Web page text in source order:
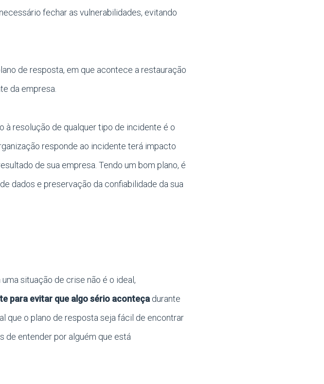
fechar as vulnerabilidades, evitando
de resposta, em que acontece a restauração
da empresa.
à resolução de qualquer tipo de incidente é o
responde ao incidente terá impacto
de sua empresa. Tendo um bom plano, é
dados e preservação da confiabilidade da sua
situação de crise não é o ideal,
para evitar que algo sério aconteça durante
que o plano de resposta seja fácil de encontrar
de entender por alguém que está